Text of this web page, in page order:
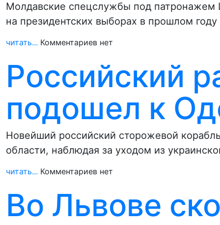
Молдавские спецслужбы под патронажем
на президентских выборах в прошлом
читать... Комментариев нет
Российский
подошел к
Новейший российский сторожевой
области, наблюдая за уходом из
читать... Комментариев нет
Во Львове